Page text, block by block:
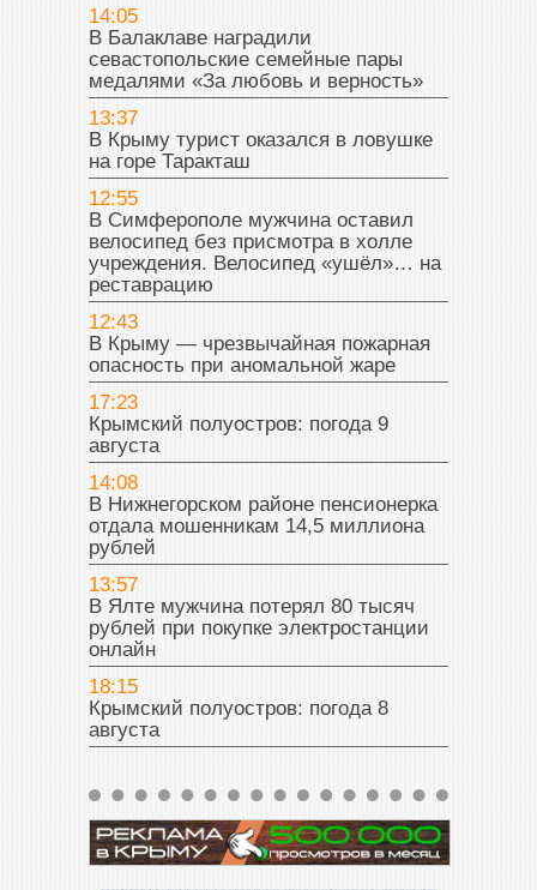
14:05
В Балаклаве наградили
севастопольские семейные пары
медалями «За любовь и верность»
13:37
В Крыму турист оказался в ловушке
на горе Таракташ
12:55
В Симферополе мужчина оставил
велосипед без присмотра в холле
учреждения. Велосипед «ушёл»… на
реставрацию
12:43
В Крыму — чрезвычайная пожарная
опасность при аномальной жаре
17:23
Крымский полуостров: погода 9
августа
14:08
В Нижнегорском районе пенсионерка
отдала мошенникам 14,5 миллиона
рублей
13:57
В Ялте мужчина потерял 80 тысяч
рублей при покупке электростанции
онлайн
18:15
Крымский полуостров: погода 8
августа